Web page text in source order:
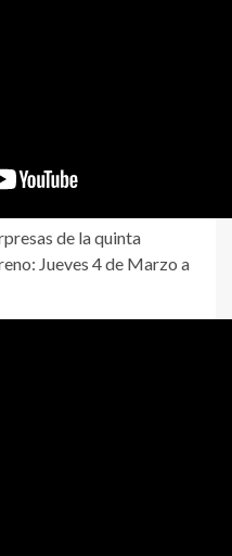
de la quinta
Jueves 4 de Marzo a